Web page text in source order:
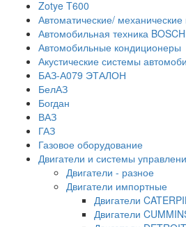
Zotye T600
Автоматические/
Автомобильная техника BOSCH
Автомобильные кондиционеры
Акустические системы
БАЗ-А079 ЭТАЛОН
БелАЗ
Богдан
ВАЗ
ГАЗ
Газовое оборудование
Двигатели и системы
Двигатели - разное
Двигатели импортные
Двигатели
Двигатели